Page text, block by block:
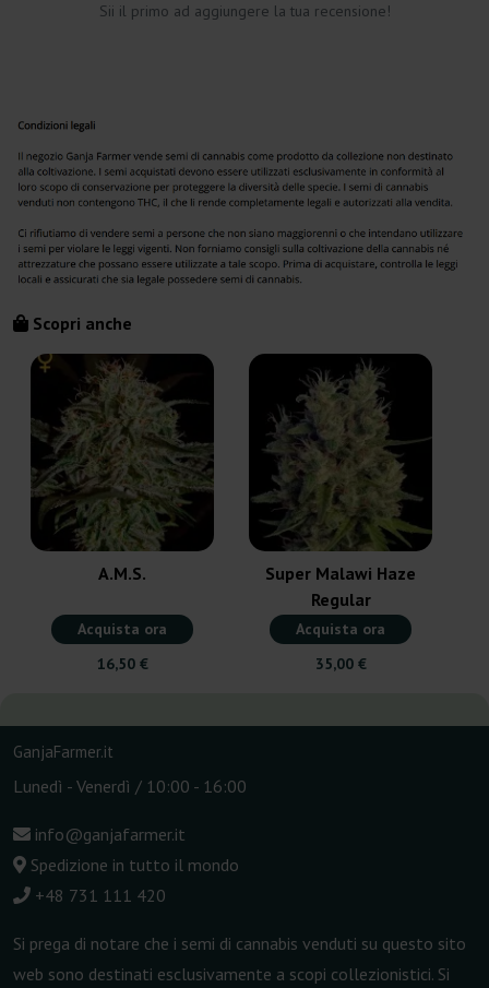
Sii il primo ad aggiungere la tua recensione!
Scopri anche
A.M.S.
Acquista ora
16,50 €
Super Malawi Haze
Regular
Acquista ora
35,00 €
GanjaFarmer.it
Lunedì - Venerdì / 10:00 - 16:00
info@ganjafarmer.it
Spedizione in tutto il mondo
+48 731 111 420
Si prega di notare che i semi di cannabis venduti su questo sito
web sono destinati esclusivamente a scopi collezionistici. Si